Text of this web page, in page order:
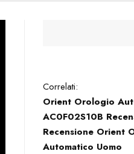
Correlati:
Orient Orologio
AC0F02S10B
Recensione Orient
Automatico Uomo